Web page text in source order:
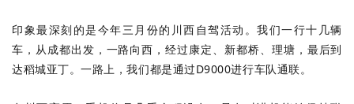
印象最深刻的是今年三月份的川西自驾活动。我们一行十几辆
车，从成都出发，一路向西，经过康定、新都桥、理塘，最后到
达稻城亚丁。一路上，我们都是通过D9000进行车队通联。